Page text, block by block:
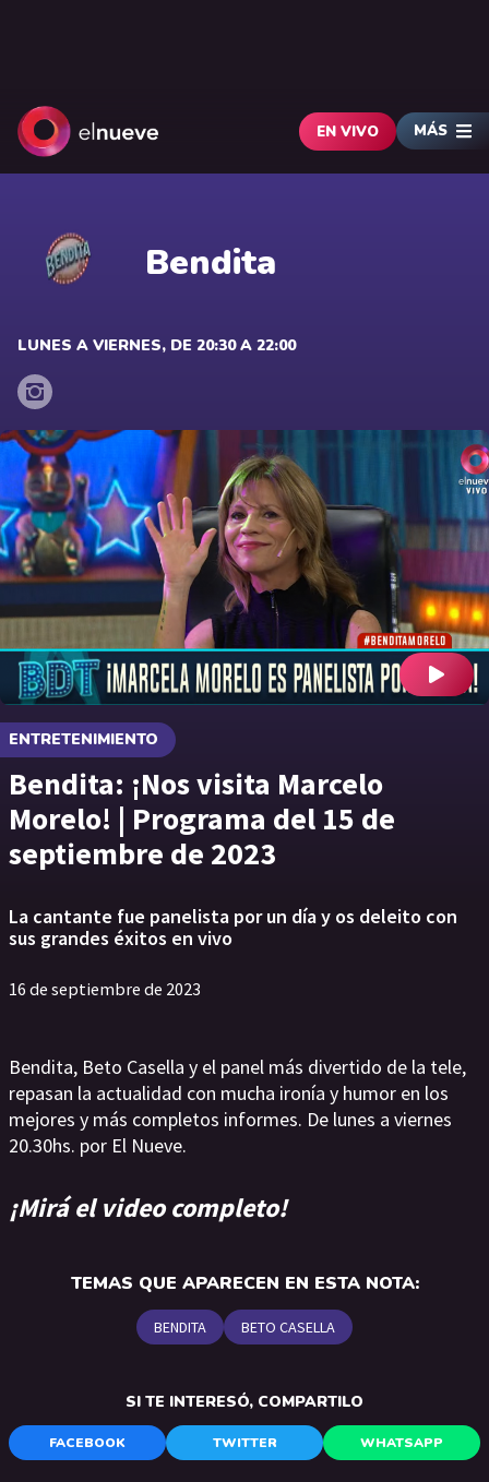
EN VIVO MÁS
Bendita
LUNES A VIERNES, DE 20:30 A 22:00
ENTRETENIMIENTO
Bendita: ¡Nos visita Marcelo
Morelo! | Programa del 15 de
septiembre de 2023
La cantante fue panelista por un día y os deleito con
sus grandes éxitos en vivo
16 de septiembre de 2023
Bendita, Beto Casella y el panel más divertido de la tele,
repasan la actualidad con mucha ironía y humor en los
mejores y más completos informes. De lunes a viernes
20.30hs. por El Nueve.
¡Mirá el video completo!
TEMAS QUE APARECEN EN ESTA NOTA:
BENDITA BETO CASELLA
SI TE INTERESÓ, COMPARTILO
FACEBOOK TWITTER WHATSAPP